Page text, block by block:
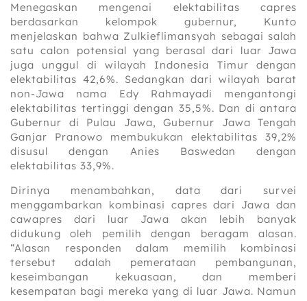
Menegaskan mengenai elektabilitas capres
berdasarkan kelompok gubernur, Kunto
menjelaskan bahwa Zulkieflimansyah sebagai salah
satu calon potensial yang berasal dari luar Jawa
juga unggul di wilayah Indonesia Timur dengan
elektabilitas 42,6%. Sedangkan dari wilayah barat
non-Jawa nama Edy Rahmayadi mengantongi
elektabilitas tertinggi dengan 35,5%. Dan di antara
Gubernur di Pulau Jawa, Gubernur Jawa Tengah
Ganjar Pranowo membukukan elektabilitas 39,2%
disusul dengan Anies Baswedan dengan
elektabilitas 33,9%.
Dirinya menambahkan, data dari survei
menggambarkan kombinasi capres dari Jawa dan
cawapres dari luar Jawa akan lebih banyak
didukung oleh pemilih dengan beragam alasan.
“Alasan responden dalam memilih kombinasi
tersebut adalah pemerataan pembangunan,
keseimbangan kekuasaan, dan memberi
kesempatan bagi mereka yang di luar Jawa. Namun